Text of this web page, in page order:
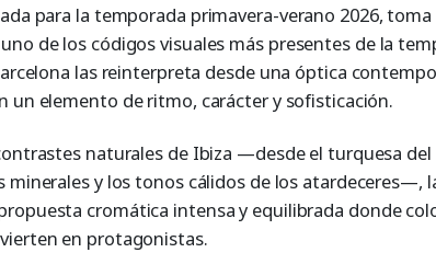
para la temporada primavera-verano 2026,
de los códigos visuales más presentes de la
las reinterpreta desde una óptica
un elemento de ritmo, carácter y sofisticación.
naturales de Ibiza —desde el turquesa del
minerales y los tonos cálidos de los atardeceres—,
cromática intensa y equilibrada donde
en protagonistas.